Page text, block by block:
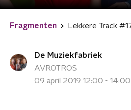
Fragmenten
De Muziekfabriek
AVROTROS
09 april 2019 12:00 - 14:00